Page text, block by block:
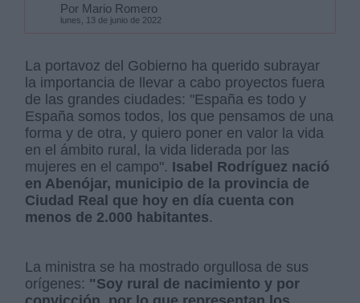
Por Mario Romero
lunes, 13 de junio de 2022
La portavoz del Gobierno ha querido subrayar
la importancia de llevar a cabo proyectos fuera
de las grandes ciudades: "España es todo y
España somos todos, los que pensamos de una
forma y de otra, y quiero poner en valor la vida
en el ámbito rural, la vida liderada por las
mujeres en el campo". Isabel Rodríguez nació
en Abenójar, municipio de la provincia de
Ciudad Real que hoy en día cuenta con
menos de 2.000 habitantes.
La ministra se ha mostrado orgullosa de sus
orígenes: "Soy rural de nacimiento y por